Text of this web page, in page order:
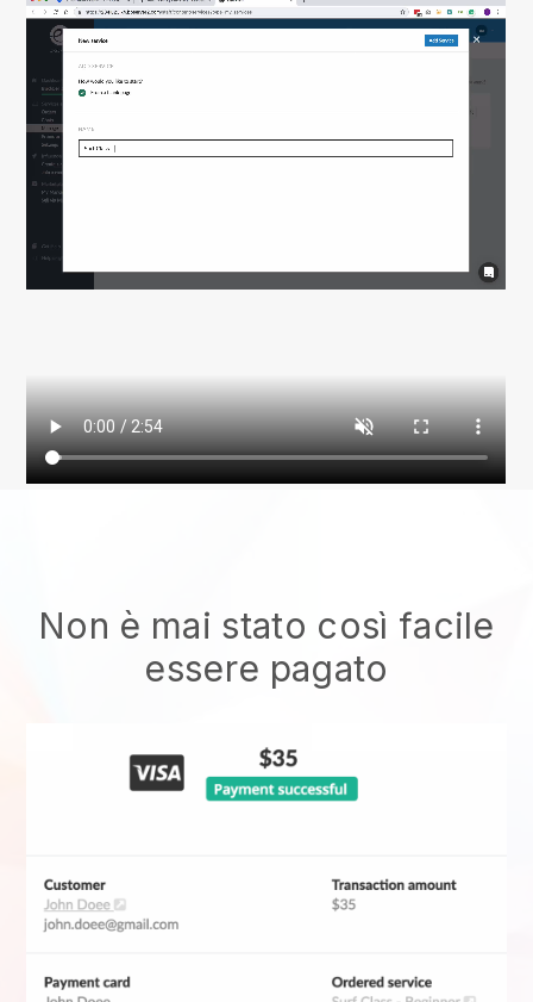
Non è mai stato così facile
essere pagato